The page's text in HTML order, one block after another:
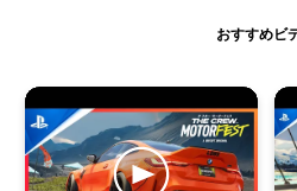
おすすめビ